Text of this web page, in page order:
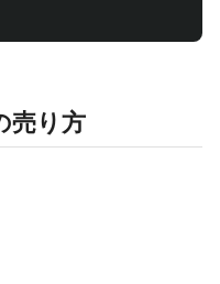
売り方